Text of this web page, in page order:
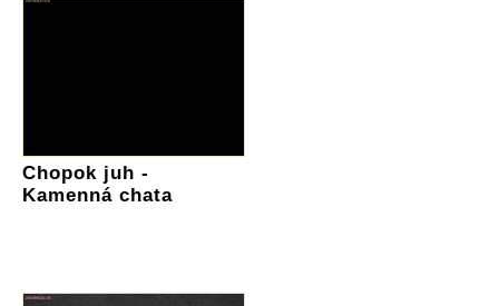
Chopok juh -
Kamenná chata